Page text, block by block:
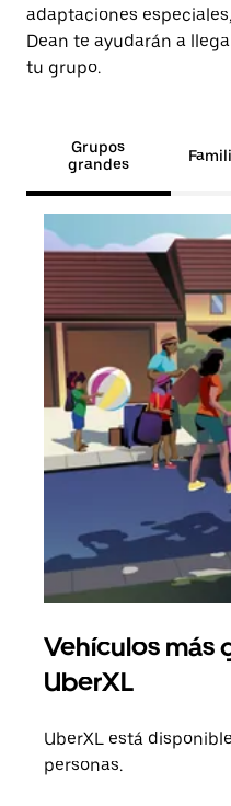
adaptaciones
Dean te ayudarán a
tu grupo.
Grupos
grandes
Vehículos más
UberXL
UberXL está
personas.